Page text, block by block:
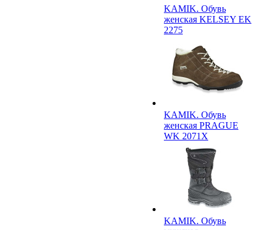
KAMIK. Обувь
женская KELSEY EK
2275
KAMIK. Обувь
женская PRAGUE
WK 2071X
KAMIK. Обувь